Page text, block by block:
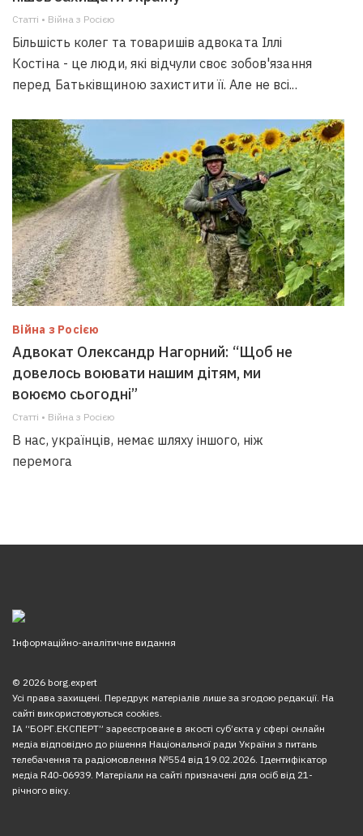
Статті • Війна з Росією
Більшість колег та товаришів адвоката Іллі
Костіна - це люди, які відчули своє зобов'язання
перед Батьківщиною захистити її. Але не всі...
Війна з Росією
Адвокат Олександр Нагорний: “Щоб не
довелось воювати нашим дітям, ми
воюємо сьогодні”
Статті • Війна з Росією
В нас, українців, немає шляху іншого, ніж
перемога
Інформаційно-аналітичне видання
© 2026 borg.expert
Усі права захищені. Передрук матеріалів лише за згодою редакції. На
сайті використовуються cookies.
ІА “БОРГ.ЕКСПЕРТ” зареєстроване в якості суб’єкта у сфері онлайн
медіа відповідно до рішення Національної ради України з питань
телебачення та радіомовлення №554 від 19.02.2026. Ідентифікатор
медіа R40-06939. Матеріали на сайті призначені для осіб від 21-
річного віку.